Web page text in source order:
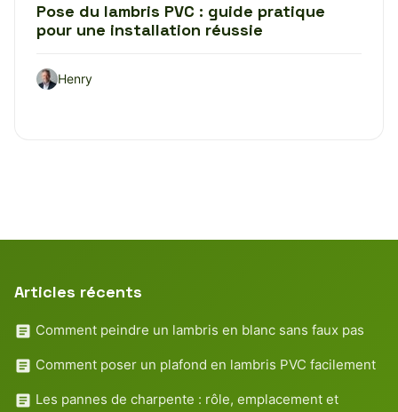
Pose du lambris PVC : guide pratique
pour une installation réussie
Henry
Articles récents
Comment peindre un lambris en blanc sans faux pas
Comment poser un plafond en lambris PVC facilement
Les pannes de charpente : rôle, emplacement et